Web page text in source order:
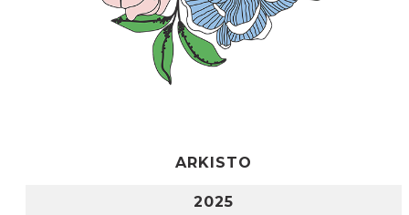
ARKISTO
2025